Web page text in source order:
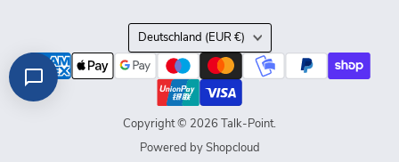
Land
Deutschland (EUR €)
Copyright © 2026 Talk-Point.
Powered by Shopcloud